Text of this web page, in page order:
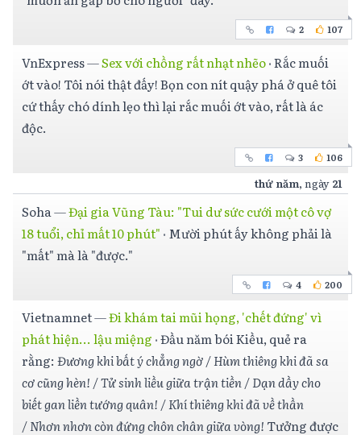
2 107
VnExpress—Sex với chồng rất nhạt nhẽo·Rắc muối
ớt vào! Tôi nói thật đấy! Bọn con nít quậy phá ở quê tôi
cứ thấy chó dính lẹo thì lại rắc muối ớt vào, rất là ác
độc.
3 106
thứ năm, ngày 21
Soha—Đại gia Vũng Tàu: "Tui dư sức cưới một cô vợ
18 tuổi, chỉ mất 10 phút" · Mười phút ấy không phải là
"mất" mà là "được."
4 200
Vietnamnet—Đi khám tai mũi họng, 'chết đứng' vì
phát hiện... lậu miệng ·Đầu năm bói Kiều, quẻ ra
rằng: Đương khi bất ý chẳng ngờ / Hùm thiêng khi đã sa
cơ cũng hèn! / Tử sinh liều giữa trận tiền / Dạn dầy cho
biết gan liền tướng quân! / Khí thiêng khi đã về thần
/ Nhơn nhơn còn đứng chôn chân giữa vòng! Tưởng được